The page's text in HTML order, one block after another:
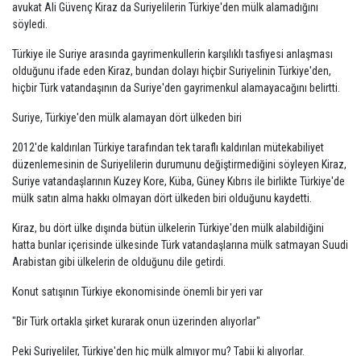
avukat Ali Güvenç Kiraz da Suriyelilerin Türkiye'den mülk alamadığını
söyledi.
Türkiye ile Suriye arasında gayrimenkullerin karşılıklı tasfiyesi anlaşması
olduğunu ifade eden Kiraz, bundan dolayı hiçbir Suriyelinin Türkiye'den,
hiçbir Türk vatandaşının da Suriye'den gayrimenkul alamayacağını belirtti.
Suriye, Türkiye'den mülk alamayan dört ülkeden biri
2012'de kaldırılan Türkiye tarafından tek taraflı kaldırılan mütekabiliyet
düzenlemesinin de Suriyelilerin durumunu değiştirmediğini söyleyen Kiraz,
Suriye vatandaşlarının Kuzey Kore, Küba, Güney Kıbrıs ile birlikte Türkiye'de
mülk satın alma hakkı olmayan dört ülkeden biri olduğunu kaydetti.
Kiraz, bu dört ülke dışında bütün ülkelerin Türkiye'den mülk alabildiğini
hatta bunlar içerisinde ülkesinde Türk vatandaşlarına mülk satmayan Suudi
Arabistan gibi ülkelerin de olduğunu dile getirdi.
Konut satışının Türkiye ekonomisinde önemli bir yeri var
"Bir Türk ortakla şirket kurarak onun üzerinden alıyorlar"
Peki Suriyeliler, Türkiye'den hiç mülk almıyor mu? Tabii ki alıyorlar.